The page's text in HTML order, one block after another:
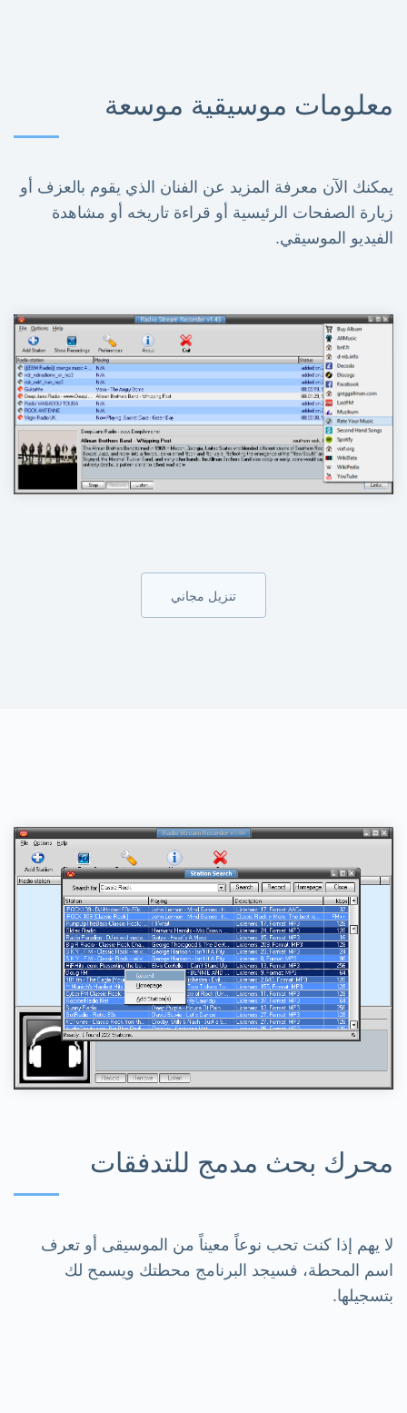
معلومات موسيقية موسعة
يمكنك الآن معرفة المزيد عن الفنان الذي يقوم بالعزف أو
زيارة الصفحات الرئيسية أو قراءة تاريخه أو مشاهدة
الفيديو الموسيقي.
تنزيل مجاني
محرك بحث مدمج للتدفقات
لا يهم إذا كنت تحب نوعاً معيناً من الموسيقى أو تعرف
اسم المحطة، فسيجد البرنامج محطتك ويسمح لك
بتسجيلها.